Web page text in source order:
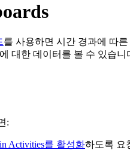
를 사용하면 시간 경과에 따
대한 데이터를 볼 수 있습
:
Activities를 활성화하도록 요